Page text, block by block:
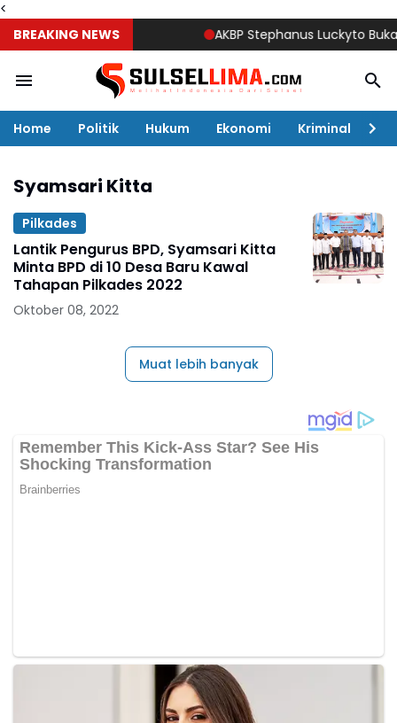
<
BREAKING NEWS
AKBP Stephanus Luckyto Buka
Home Politik Hukum Ekonomi Kriminal
Syamsari Kitta
Pilkades
Lantik Pengurus BPD, Syamsari Kitta
Minta BPD di 10 Desa Baru Kawal
Tahapan Pilkades 2022
Oktober 08, 2022
Muat lebih banyak